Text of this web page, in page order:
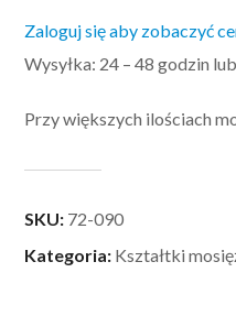
Zaloguj się aby zobaczyć
Wysyłka: 24 – 48 godzin
Przy większych ilościach
SKU: 72-090
Kategoria: Kształtki